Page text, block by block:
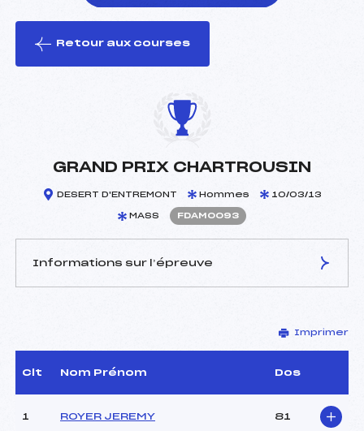
le ski
Retour aux courses
GRAND PRIX CHARTROUSIN
DESERT D'ENTREMONT Hommes 10/03/13
MASS FDAM0093
Informations sur l’épreuve
GAILLARD LILIAN (DA)
D.T Adjoint :
–
Dir. Epreuve :
GALLIN LIONEL (DA)
CARACTÉRISTIQUES DE LA PISTE
Imprimer
Clt Nom Prénom Dos
1 ROYER JEREMY 81